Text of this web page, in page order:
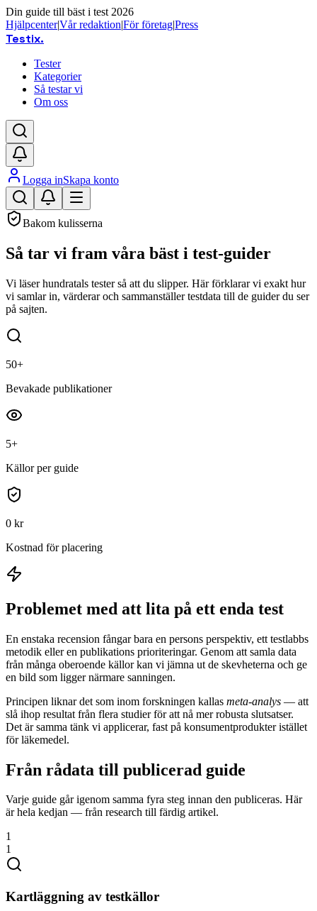
Din guide till bäst i test 2026
Hjälpcenter|Vår redaktion|För företag|Press
Testix.
Tester
Kategorier
Så testar vi
Om oss
Logga inSkapa konto
Bakom kulisserna
Så tar vi fram våra bäst i test-guider
Vi läser hundratals tester så att du slipper. Här förklarar vi exakt hur
vi samlar in, värderar och sammanställer testdata till de guider du ser
på sajten.
50+
Bevakade publikationer
5+
Källor per guide
0 kr
Kostnad för placering
Problemet med att lita på ett enda test
En enstaka recension fångar bara en persons perspektiv, ett testlabbs
metodik eller en publikations prioriteringar. Genom att samla data
från många oberoende källor kan vi jämna ut de skevheterna och ge
en bild som ligger närmare sanningen.
Principen liknar det som inom forskningen kallas meta-analys — att
slå ihop resultat från flera studier för att nå mer robusta slutsatser.
Det är samma tänk vi applicerar, fast på konsumentprodukter istället
för läkemedel.
Från rådata till publicerad guide
Varje guide går igenom samma fyra steg innan den publiceras. Här
är hela kedjan — från research till färdig artikel.
1
1
Kartläggning av testkällor